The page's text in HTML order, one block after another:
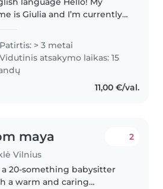
is Giulia and I’m currently
passion for working with
I love spending..
Patirtis: > 3 metai
Vidutinis atsakymo laikas: 15
11,00 €/val.
maya
Vilnius
2
a 20-something babysitter
a warm and caring